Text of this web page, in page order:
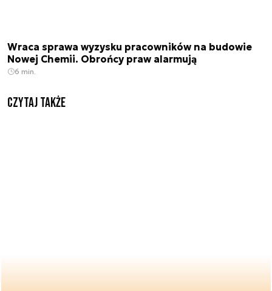
Wraca sprawa wyzysku pracowników na budowie
Nowej Chemii. Obrońcy praw alarmują
6 min.
Czytaj także